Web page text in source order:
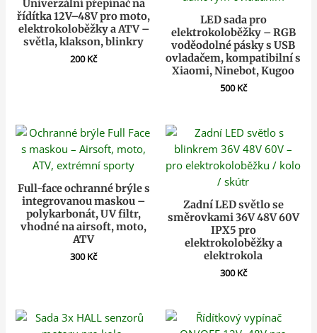
Univerzální přepínač na
řídítka 12V–48V pro moto,
elektrokoloběžky a ATV –
světla, klakson, blinkry
200Kč
LED sada pro
elektrokoloběžky – RGB
voděodolné pásky s USB
ovladačem, kompatibilní s
Xiaomi, Ninebot, Kugoo
500Kč
Full-face ochranné brýle s
integrovanou maskou –
polykarbonát, UV filtr,
vhodné na airsoft, moto,
ATV
300Kč
Zadní LED světlo se
směrovkami 36V 48V 60V
IPX5 pro
elektrokoloběžky a
elektrokola
300Kč